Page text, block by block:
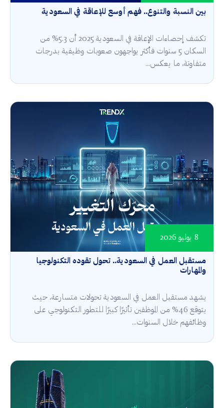
بين النسبة والتنوع.. فهم أوسع للإعاقة في السعودية
تكشف إحصاءات الإعاقة في السعودية 2025 أن 5.3% من
السكان 5 سنوات فأكثر يواجهون صعوبات وظيفية بدرجات
متفاوتة، ما يعكس...
مستقبل العمل في السعودية.. تحول تقوده التكنولوجيا
والمهارات
8 يوليو 2026
يشهد مستقبل العمل في السعودية تحولات متسارعة، حيث
يتوقع 46% من الموظفين تأثيرًا كبيرًا للتطور التكنولوجي على
وظائفهم خلال السنوات...